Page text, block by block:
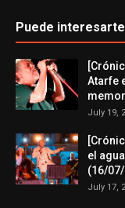
Puede interesarte
Atarfe
July 19,
el
(16/
July 17,